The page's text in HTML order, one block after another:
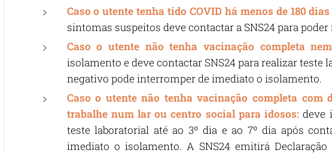
Casoo utentetenha tido COVID há menos de 180
sintomas suspeitos deve contactar a SNS24 para
Caso o utente não tenha vacinação completa
isolamento e deve contactar SNS24 para realizar teste
negativo pode interromper de imediato o isolamento.
Casoo utentenão tenha vacinação completa com
trabalhe num lar ou centro social para idosos: deve
teste laboratorial até ao 3º dia e ao 7º dia após
imediato o isolamento. A SNS24 emitirá